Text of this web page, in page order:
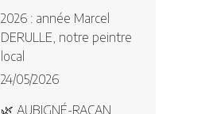
2026 : année Marcel
DERULLE, notre peintre
local
24/05/2026
🌿 AUBIGNÉ-RACAN